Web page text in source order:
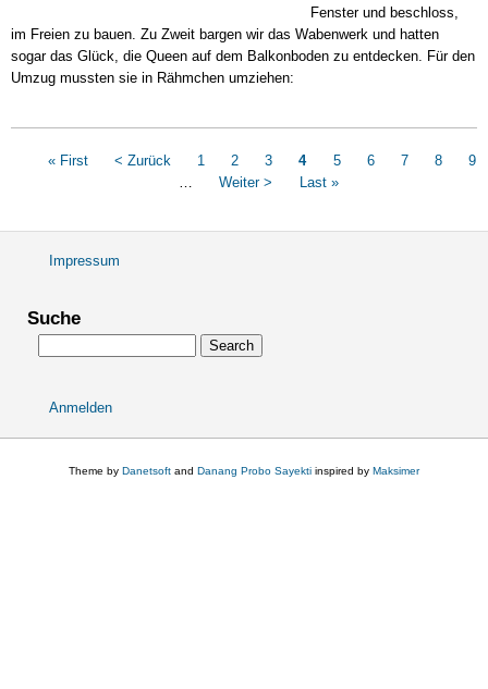
Fenster und beschloss,
im Freien zu bauen. Zu Zweit bargen wir das Wabenwerk und hatten
sogar das Glück, die Queen auf dem Balkonboden zu entdecken. Für den
Umzug mussten sie in Rähmchen umziehen:
Seitennummerierung
First
« First
Vorherige
< Zurück Page
1 Page
2 Page
3
Aktuelle
Seite
4 Page
5 Page
6 Page
7 Page
8
9
…
Nächste
Weiter >
Last
Last »
Fußbereichsmenü
Impressum
Suche
account
menu
Anmelden
Theme by Danetsoft and Danang Probo Sayekti inspired by Maksimer